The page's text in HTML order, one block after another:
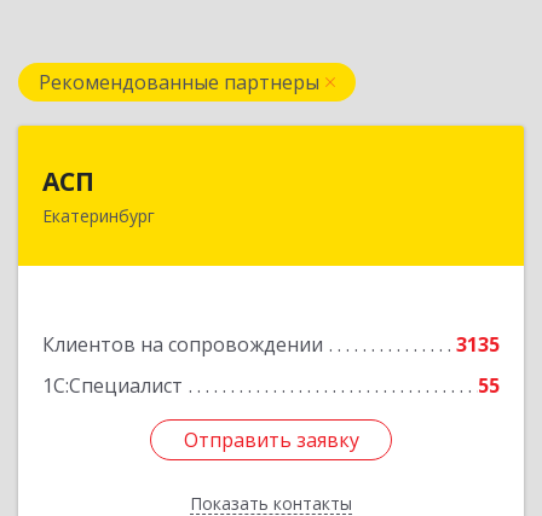
Рекомендованные партнеры
АСП
Екатеринбург
Клиентов на сопровождении
3135
1С:Специалист
55
Отправить заявку
Показать контакты
620075, Свердловская обл, Екатеринбург г,
Отправить заявку
Назад